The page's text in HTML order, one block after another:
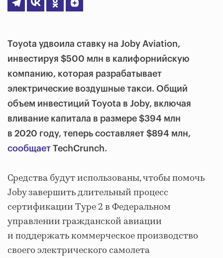
Toyota удвоила ставку на Joby Aviation,
инвестируя $500 млн в калифорнийскую
компанию, которая разрабатывает
электрические воздушные такси. Общий
объем инвестиций Toyota в Joby, включая
вливание капитала в размере $394 млн
в 2020 году, теперь составляет $894 млн,
сообщает TechCrunch.
Средства будут использованы, чтобы помочь
Joby завершить длительный процесс
сертификации Type 2 в Федеральном
управлении гражданской авиации
и поддержать коммерческое производство
своего электрического самолета